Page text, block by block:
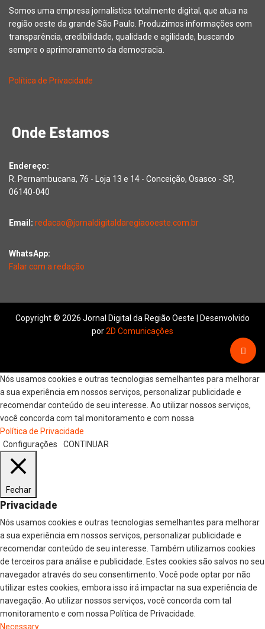
Somos uma empresa jornalística totalmente digital, que atua na
região oeste da grande São Paulo. Produzimos informações com
transparência, credibilidade, qualidade e agilidade, buscando
sempre o aprimoramento da democracia.
Política de Privacidade
Onde Estamos
Endereço:
R. Pernambucana, 76 - Loja 13 e 14 - Conceição, Osasco - SP,
06140-040
Email: redacao@jornaldigitaldaregiaooeste.com.br
WhatsApp:
Falar com a redação
Copyright © 2026 Jornal Digital da Região Oeste | Desenvolvido
por2D Comunicações
Nós usamos cookies e outras tecnologias semelhantes para melhorar
a sua experiência em nossos serviços, personalizar publicidade e
recomendar conteúdo de seu interesse. Ao utilizar nossos serviços,
você concorda com tal monitoramento e com nossa
Política de Privacidade
Configurações
CONTINUAR
Fechar
Privacidade
Nós usamos cookies e outras tecnologias semelhantes para melhorar
a sua experiência em nossos serviços, personalizar publicidade e
recomendar conteúdo de seu interesse. Também utilizamos cookies
de terceiros para análise e publicidade. Estes cookies são salvos no seu
navegador através do seu consentimento. Você pode optar por não
utilizar estes cookies, embora isso irá impactar na sua experiência de
navegação. Ao utilizar nossos serviços, você concorda com tal
monitoramento e com nossa Política de Privacidade.
Necessary